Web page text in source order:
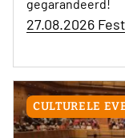
gegarandeerd!
27.08.2026
CULTURELE